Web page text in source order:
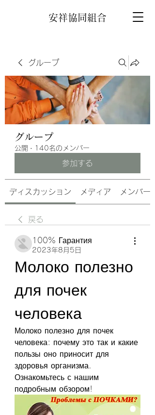
安祥協同組合
グループ
グループ
公開 · 140名のメンバー
参加する
ディスカッション メディア メンバー
戻る
100% Гарантия
2023年8月5日
Молоко полезно
для почек
человека
Молоко полезно для почек
человека: почему это так и какие
пользы оно приносит для
здоровья организма.
Ознакомьтесь с нашим
подробным обзором!